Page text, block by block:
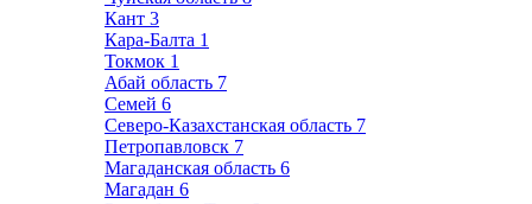
Кант 3
Кара-Балта 1
Токмок 1
Абай область 7
Семей 6
Северо-Казахстанская область 7
Петропавловск 7
Магаданская область 6
Магадан 6